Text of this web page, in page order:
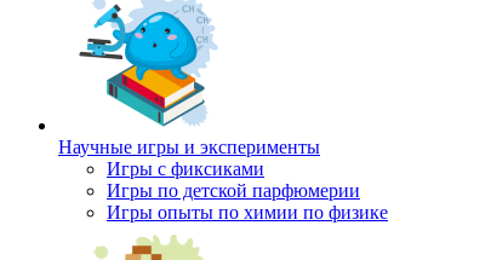
Научные игры и эксперименты
Игры с фиксиками
Игры по детской парфюмерии
Игры опыты по химии по физике